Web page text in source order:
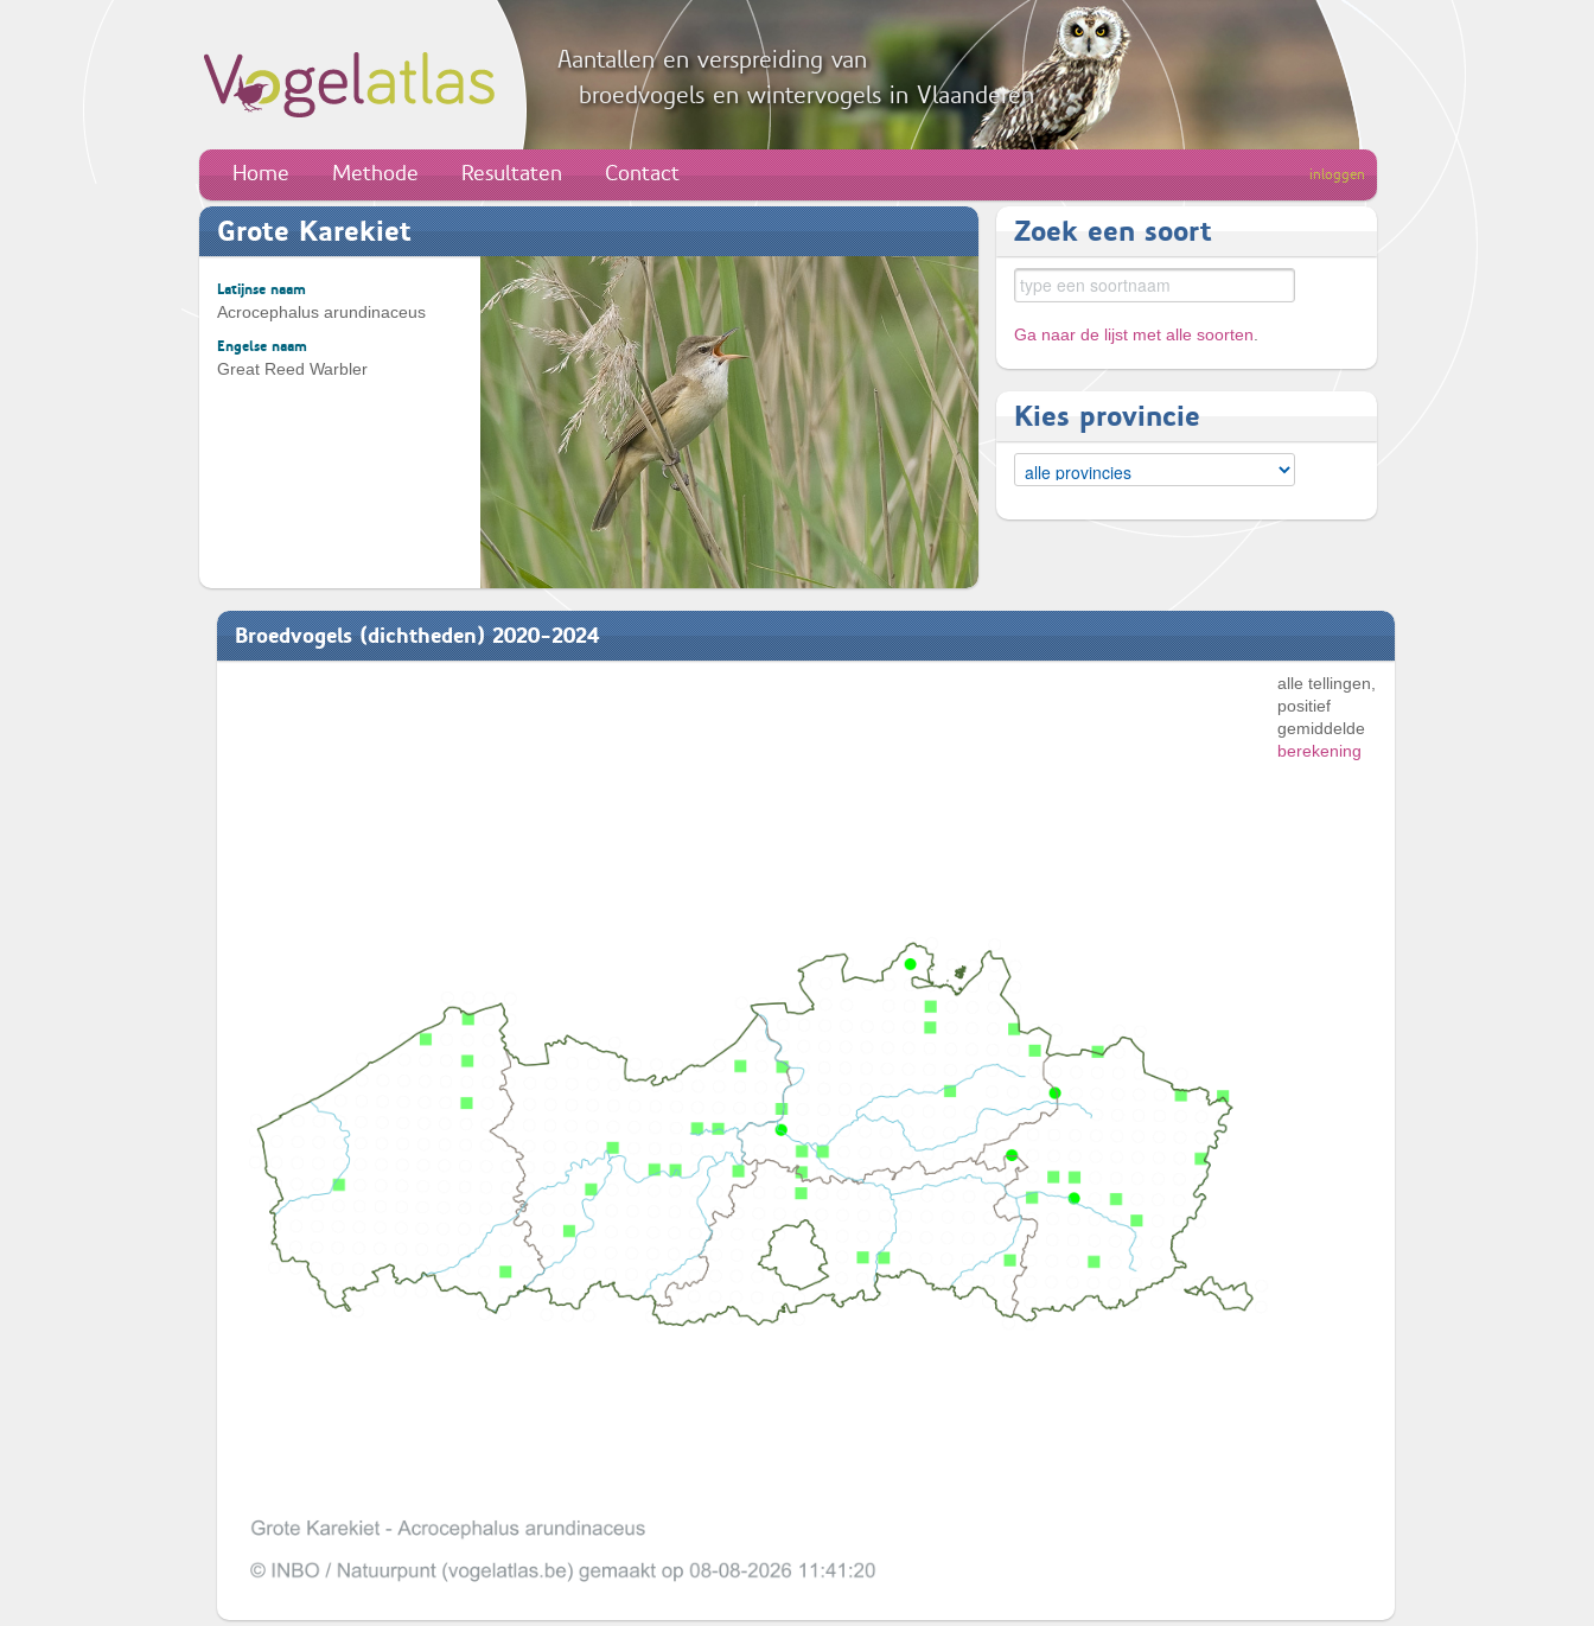
Aantallen en verspreiding van
broedvogels en wintervogels in Vlaanderen
Home Methode Resultaten Contact inloggen
Grote Karekiet
Latijnse naam
Acrocephalus arundinaceus
Engelse naam
Great Reed Warbler
Zoek een soort
Ga naar de lijst met alle soorten
Kies provincie
Broedvogels (dichtheden) 2020-2024
alle tellingen,
positief
gemiddelde
berekening